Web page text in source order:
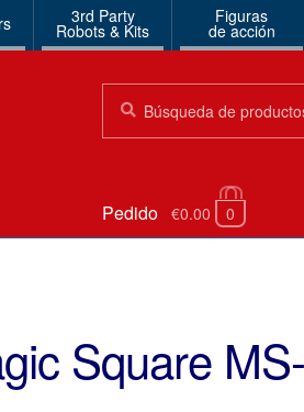
3rd Party
Robots & Kits
Figuras
de acción
Pedido €0.00 0
Square